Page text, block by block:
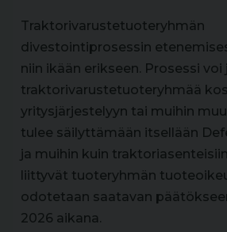
Traktorivarustetuoteryhmän
divestointiprosessin
niin ikään erikseen. Prosessi voi
traktorivarustetuoteryhmää
yritysjärjestelyyn tai muihin
tulee säilyttämään itsellään
ja muihin kuin
liittyvät tuoteryhmän
odotetaan saatavan
2026 aikana.